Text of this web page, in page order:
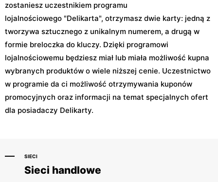
zostaniesz uczestnikiem programu
lojalnościowego "Delikarta", otrzymasz dwie karty: jedną z
tworzywa sztucznego z unikalnym numerem, a drugą w
formie breloczka do kluczy. Dzięki programowi
lojalnościowemu będziesz miał lub miała możliwość kupna
wybranych produktów o wiele niższej cenie. Uczestnictwo
w programie da ci możliwość otrzymywania kuponów
promocyjnych oraz informacji na temat specjalnych ofert
dla posiadaczy Delikarty.
SIECI
Sieci handlowe